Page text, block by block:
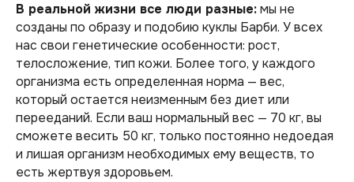
В реальной жизни все люди разные:мы не
созданы по образу и подобию куклы Барби. У всех
нас свои генетические особенности: рост,
телосложение, тип кожи. Более того, у каждого
организма есть определенная норма — вес,
который остается неизменным без диет или
перееданий. Если ваш нормальный вес — 70 кг, вы
сможете весить 50 кг, только постоянно недоедая
и лишая организм необходимых ему веществ, то
есть жертвуя здоровьем.